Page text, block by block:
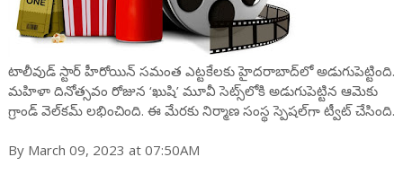
టాలీవుడ్ స్టార్ హీరోయిన్ సమంత ఎట్టకేలకు హైదరాబాద్‌లో అడుగుపెట్టింది.
మహిళా దినోత్సవం రోజున ‘ఖుషి’ మూవీ సెట్స్‌లోకి అడుగుపెట్టిన ఆమెకు
గ్రాండ్ వెల్‌కమ్ లభించింది. ఈ మేరకు నిర్మాణ సంస్థ స్పెషల్‌గా ట్వీట్ చేసింది.
By March 09, 2023 at 07:50AM